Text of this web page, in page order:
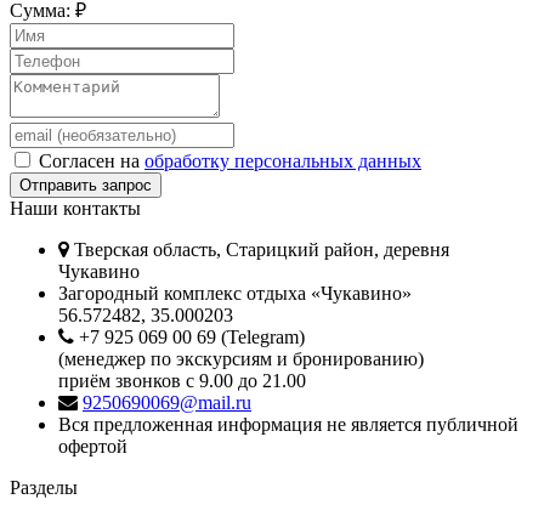
Сумма: ₽
Согласен на обработку персональных данных
Наши контакты
Тверская область, Старицкий район, деревня
Чукавино
Загородный комплекс отдыха «Чукавино»
56.572482, 35.000203
+7 925 069 00 69 (Telegram)
(менеджер по экскурсиям и бронированию)
приём звонков с 9.00 до 21.00
9250690069@mail.ru
Вся предложенная информация не является публичной
офертой
Разделы